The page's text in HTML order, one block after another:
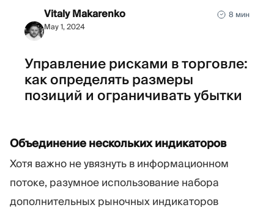
Vitaly Makarenko
May 1, 2024
8 мин
Управление рисками в торговле:
как определять размеры
позиций и ограничивать убытки
Объединение нескольких индикаторов
Хотя важно не увязнуть в информационном
потоке, разумное использование набора
дополнительных рыночных индикаторов